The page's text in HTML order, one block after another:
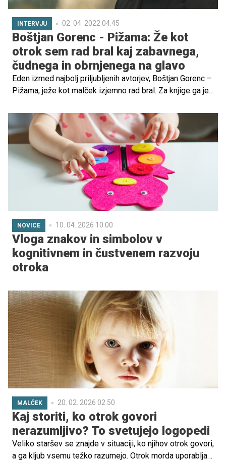
INTERVJU 02. 04. 2022 04.45
Boštjan Gorenc - Pižama: Že kot
otrok sem rad bral kaj zabavnega,
čudnega in obrnjenega na glavo
Eden izmed najbolj priljubljenih avtorjev, Boštjan Gorenc –
Pižama, ježe kot malček izjemno rad bral. Za knjige ga je
svojega sina in številne druge slovenske otroke. Razložil
je, kako ustvarja, pojasnil, zakaj bi morali vsi brati, in izdal
nasvete, kako naj starši otroke navdušijo za branje.
Razkril je celo, zakaj se ga je prijel vzdevek Pižama, in ne
denimo Nogavica.
NOVICE 10. 04. 2026 10.00
Vloga znakov in simbolov v
kognitivnem in čustvenem razvoju
otroka
MALČEK 20. 02. 2026 02.50
Kaj storiti, ko otrok govori
nerazumljivo? To svetujejo logopedi
Veliko staršev se znajde v situaciji, ko njihov otrok govori,
a ga kljub vsemu težko razumejo. Otrok morda uporablja